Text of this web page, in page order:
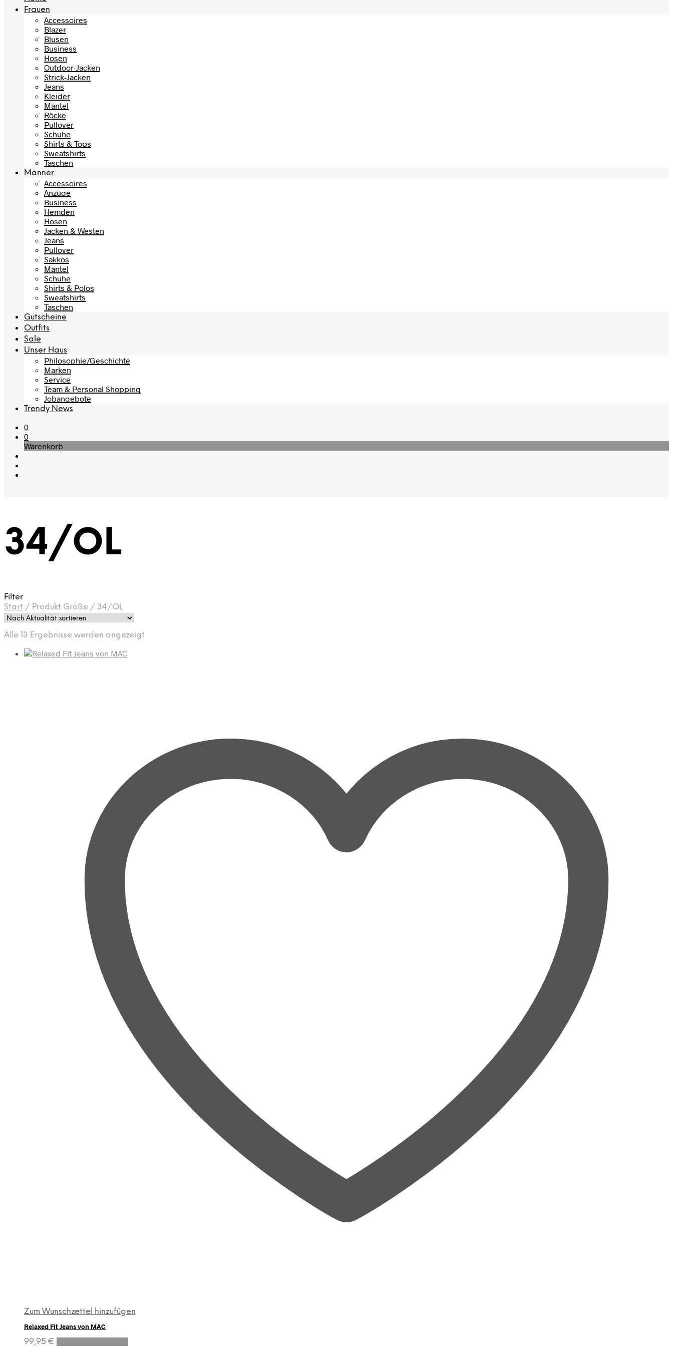
Frauen
Accessoires
Blazer
Blusen
Business
Hosen
Outdoor-Jacken
Strick-Jacken
Jeans
Kleider
Mäntel
Röcke
Pullover
Schuhe
Shirts & Tops
Sweatshirts
Taschen
Männer
Accessoires
Anzüge
Business
Hemden
Hosen
Jacken & Westen
Jeans
Pullover
Sakkos
Mäntel
Schuhe
Shirts & Polos
Sweatshirts
Taschen
Gutscheine
Outfits
Sale
Unser Haus
Philosophie/Geschichte
Marken
Service
Team & Personal Shopping
Jobangebote
Trendy News
0
0
Warenkorb
34/OL
Filter
Start / Produkt Größe / 34/OL
Alle 13 Ergebnisse werden angezeigt
Zum Wunschzettel hinzufügen
Relaxed Fit Jeans von MAC
99,95 €
Dieses